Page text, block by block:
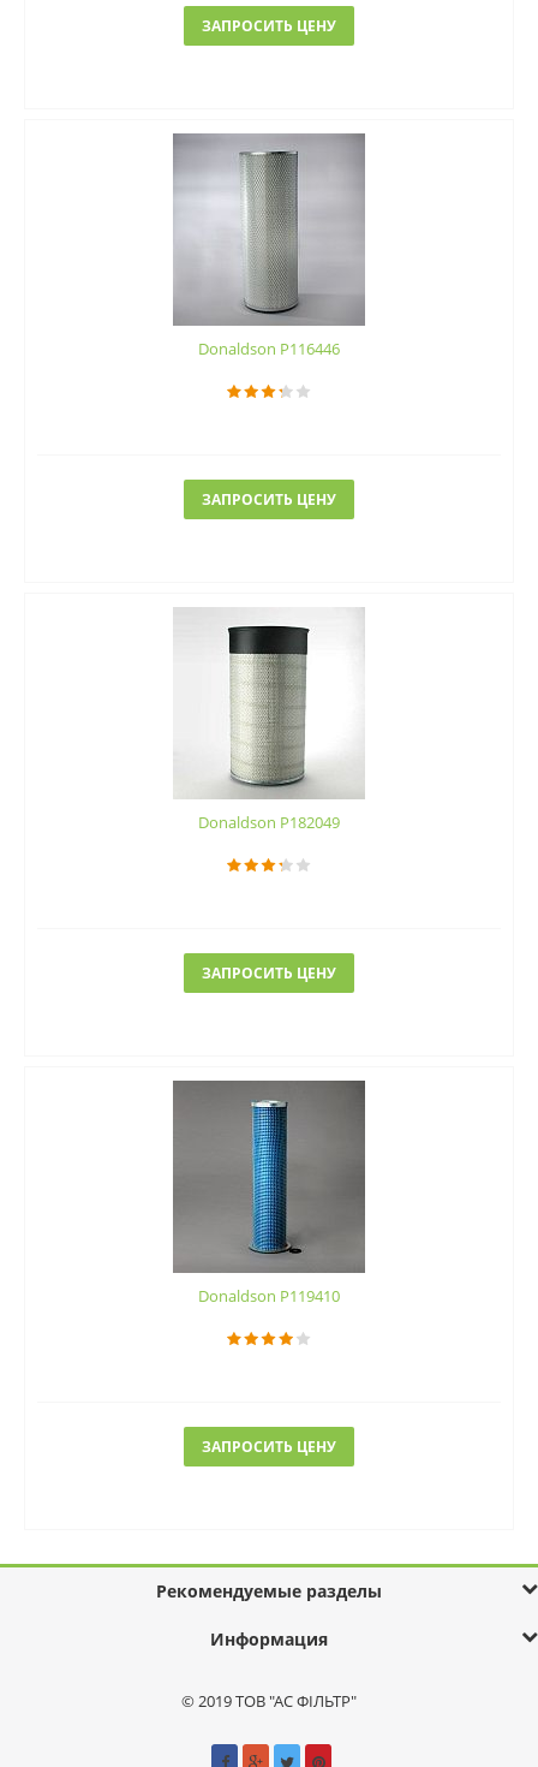
ЗАПРОСИТЬ ЦЕНУ
Donaldson P116446
ЗАПРОСИТЬ ЦЕНУ
Donaldson P182049
ЗАПРОСИТЬ ЦЕНУ
Donaldson P119410
ЗАПРОСИТЬ ЦЕНУ
Рекомендуемые разделы
Информация
© 2019 ТОВ "АС ФІЛЬТР"